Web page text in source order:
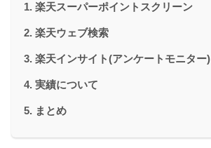
楽天スーパーポイントスクリーン
楽天ウェブ検索
楽天インサイト(アンケートモニター)
実績について
まとめ